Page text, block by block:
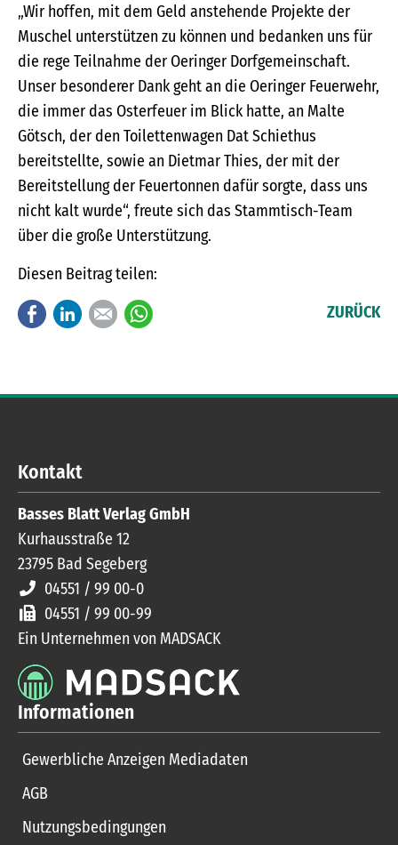
„Wir hoffen, mit dem Geld anstehende Projekte der
Muschel unterstützen zu können und bedanken uns für
die rege Teilnahme der Oeringer Dorfgemeinschaft.
Unser besonderer Dank geht an die Oeringer Feuerwehr,
die immer das Osterfeuer im Blick hatte, an Malte
Götsch, der den Toilettenwagen Dat Schiethus
bereitstellte, sowie an Dietmar Thies, der mit der
Bereitstellung der Feuertonnen dafür sorgte, dass uns
nicht kalt wurde“, freute sich das Stammtisch-Team
über die große Unterstützung.
Diesen Beitrag teilen:
FacebookLinkedInE-mail ZURÜCK
Kontakt
Basses Blatt Verlag GmbH
Kurhausstraße 12
23795 Bad Segeberg
04551 / 99 00-0
04551 / 99 00-99
Ein Unternehmen von MADSACK
Informationen
Gewerbliche Anzeigen Mediadaten
AGB
Nutzungsbedingungen